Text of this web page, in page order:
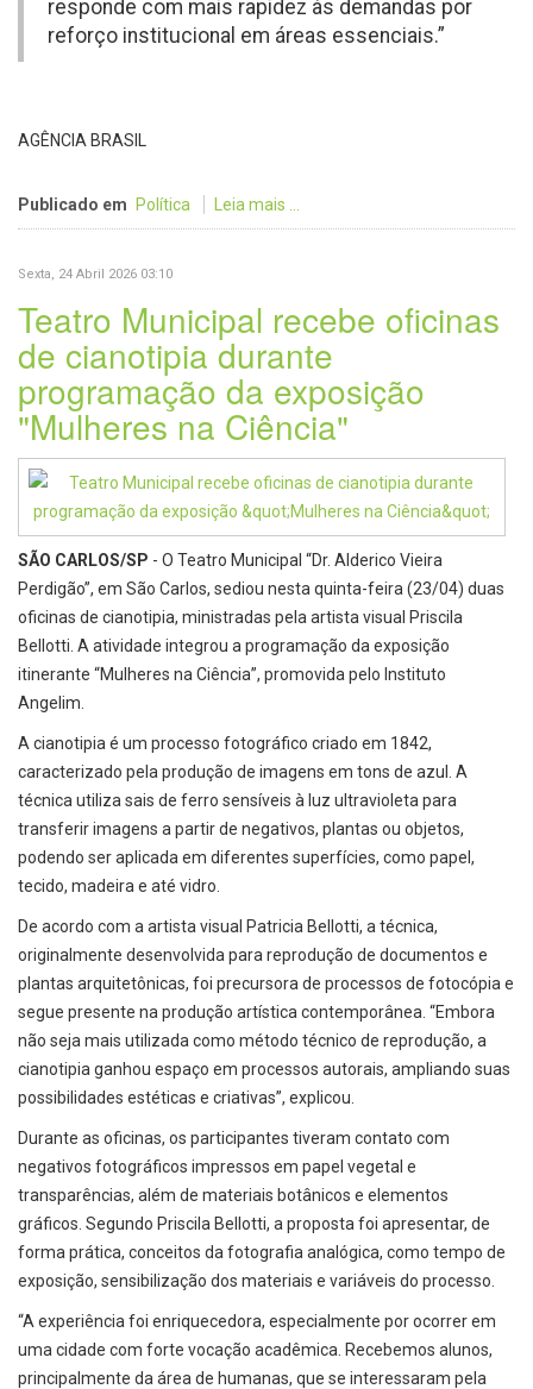
responde com mais rapidez às demandas por
reforço institucional em áreas essenciais.”
AGÊNCIA BRASIL
Publicado em Política Leia mais ...
Sexta, 24 Abril 2026 03:10
Teatro Municipal recebe oficinas
de cianotipia durante
programação da exposição
"Mulheres na Ciência"
SÃO CARLOS/SP - O Teatro Municipal “Dr. Alderico Vieira
Perdigão”, em São Carlos, sediou nesta quinta-feira (23/04) duas
oficinas de cianotipia, ministradas pela artista visual Priscila
Bellotti. A atividade integrou a programação da exposição
itinerante “Mulheres na Ciência”, promovida pelo Instituto
Angelim.
A cianotipia é um processo fotográfico criado em 1842,
caracterizado pela produção de imagens em tons de azul. A
técnica utiliza sais de ferro sensíveis à luz ultravioleta para
transferir imagens a partir de negativos, plantas ou objetos,
podendo ser aplicada em diferentes superfícies, como papel,
tecido, madeira e até vidro.
De acordo com a artista visual Patricia Bellotti, a técnica,
originalmente desenvolvida para reprodução de documentos e
plantas arquitetônicas, foi precursora de processos de fotocópia e
segue presente na produção artística contemporânea. “Embora
não seja mais utilizada como método técnico de reprodução, a
cianotipia ganhou espaço em processos autorais, ampliando suas
possibilidades estéticas e criativas”, explicou.
Durante as oficinas, os participantes tiveram contato com
negativos fotográficos impressos em papel vegetal e
transparências, além de materiais botânicos e elementos
gráficos. Segundo Priscila Bellotti, a proposta foi apresentar, de
forma prática, conceitos da fotografia analógica, como tempo de
exposição, sensibilização dos materiais e variáveis do processo.
“A experiência foi enriquecedora, especialmente por ocorrer em
uma cidade com forte vocação acadêmica. Recebemos alunos,
principalmente da área de humanas, que se interessaram pela